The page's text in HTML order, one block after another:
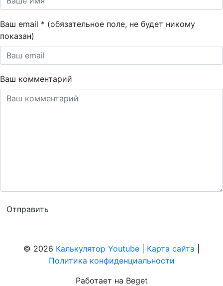
Ваш email * (обязательное поле, не будет никому
показан)
Ваш комментарий
© 2026 Калькулятор Youtube Карта сайта
Политика конфиденциальности
Работает на Beget